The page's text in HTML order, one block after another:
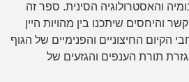
והאסטרולוגיה הסינית. ספר זה
והיחסים שיתכנו בין מהויות היין
הקיום החיצוניים והפנימיים של הגוף
תורת הענפים והגזעים של